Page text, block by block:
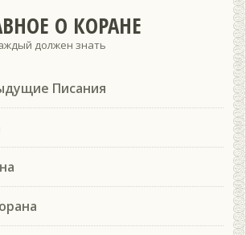
О КОРАНЕ
должен знать
Писания